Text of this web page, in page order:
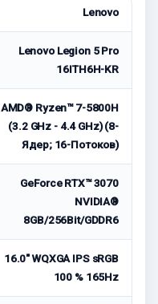
Lenovo
Lenovo Legion 5 Pro
16ITH6H-KR
AMD® Ryzen™ 7-5800H
(3.2 GHz - 4.4 GHz) (8-
Ядер; 16-Потоков)
GeForce RTX™ 3070
NVIDIA®
8GB/256Bit/GDDR6
16.0" WQXGA IPS sRGB
100 % 165Hz